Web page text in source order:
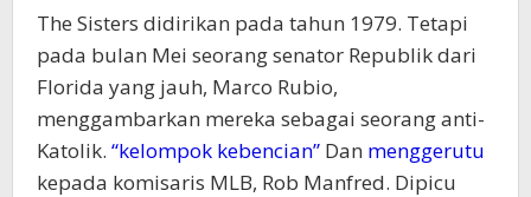
The Sisters didirikan pada tahun 1979. Tetapi
pada bulan Mei seorang senator Republik dari
Florida yang jauh, Marco Rubio,
menggambarkan mereka sebagai seorang anti-
Katolik. “kelompok kebencian” Dan menggerutu
kepada komisaris MLB, Rob Manfred. Dipicu